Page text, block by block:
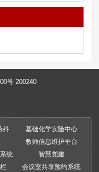
号 200240
变革性分子前沿科学中心
基础化学实验中心
教师信息维护平台
统
智慧党建
会议室共享预约系统